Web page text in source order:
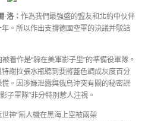
洛： 作為我們最強盛的盟友和北約中伙伴
。所以作出支撐德國空軍的決議并駁詰
看作是“躲在美軍影子里”的準備役軍隊。
謝拉張水瓶聽到要將藍色調成灰度百分
。因涉嫌泄露與俄烏沖突有關的秘密諜
子軍隊”非分特別惹人注視。
神”無人機在黑海上空被兩架